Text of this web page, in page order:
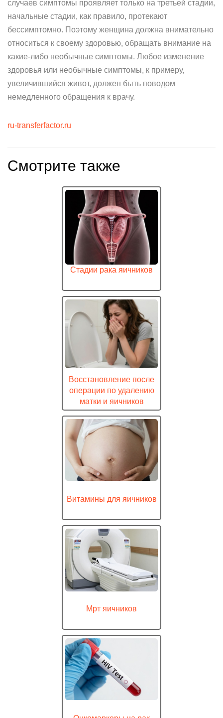
случаев симптомы проявляет только на третьей стадии,
начальные стадии, как правило, протекают
бессимптомно. Поэтому женщина должна внимательно
относиться к своему здоровью, обращать внимание на
какие-либо необычные симптомы. Любое изменение
здоровья или необычные симптомы, к примеру,
увеличившийся живот, должен быть поводом
немедленного обращения к врачу.
ru-transferfactor.ru
Смотрите также
Стадии рака яичников
Восстановление после
операции по удалению
матки и яичников
Витамины для яичников
Мрт яичников